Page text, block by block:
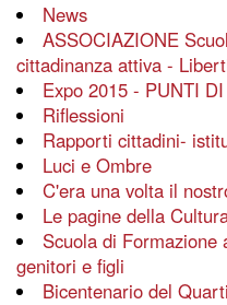
News
ASSOCIAZIONE
cittadinanza attiva -
Expo 2015 - PUNTI
Riflessioni
Rapporti cittadini-
Luci e Ombre
C'era una volta il
Le pagine della
Scuola di
genitori e figli
Bicentenario del